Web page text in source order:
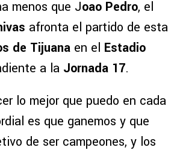
menos que Joao Pedro, el
afronta el partido de esta
de Tijuana en el Estadio
a la Jornada 17.
lo mejor que puedo en cada
es que ganemos y que
de ser campeones, y los